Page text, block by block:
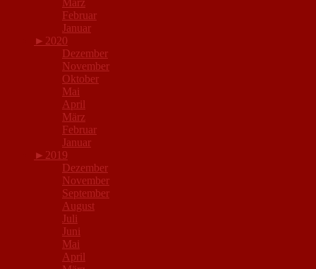
Februar
Januar
► 2020
Dezember
November
Oktober
Mai
April
März
Februar
Januar
► 2019
Dezember
November
September
August
Juli
Juni
Mai
April